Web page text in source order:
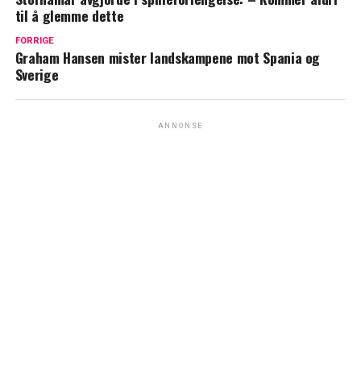
til å glemme dette
FORRIGE
Graham Hansen mister landskampene mot Spania og
Sverige
ANNONSE